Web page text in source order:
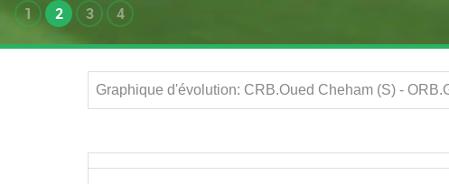
1 2 3 4
Graphique d'évolution: CRB.Oued Cheham (S) -